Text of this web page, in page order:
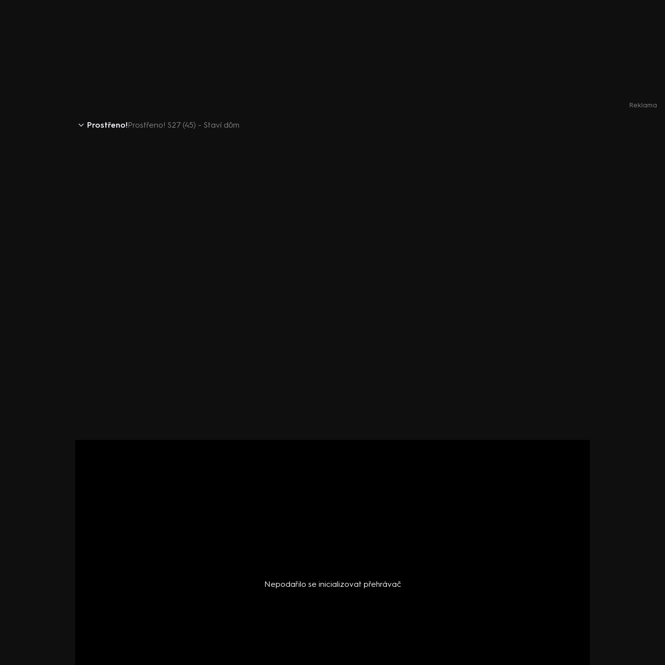
Reklama
Prostřeno!Prostřeno! S27 (45) - Staví dům
Nepodařilo se inicializovat přehrávač